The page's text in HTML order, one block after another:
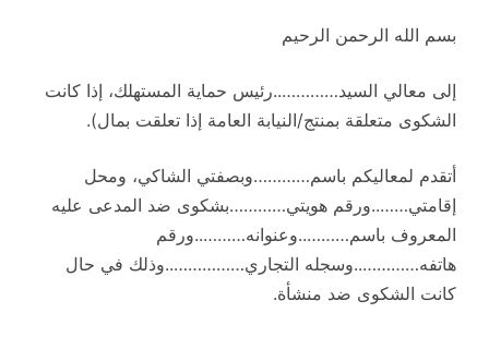
بسم الله الرحمن الرحيم
إلى معالي السيد…………..رئيس حماية المستهلك، إذا كانت
الشكوى متعلقة بمنتج/النيابة العامة إذا تعلقت بمال).
أتقدم لمعاليكم باسم…………وبصفتي الشاكي، ومحل
إقامتي……..ورقم هويتي…………بشكوى ضد المدعى عليه
المعروف باسم………..وعنوانه………..ورقم
هاتفه…………..وسجله التجاري……………..وذلك في حال
كانت الشكوى ضد منشأة.